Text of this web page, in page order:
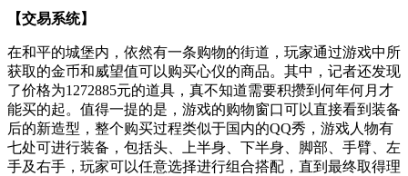
【交易系统】
在和平的城堡内，依然有一条购物的街道，玩家通过游戏中所
获取的金币和威望值可以购买心仪的商品。其中，记者还发现
了价格为1272885元的道具，真不知道需要积攒到何年何月才
能买的起。值得一提的是，游戏的购物窗口可以直接看到装备
后的新造型，整个购买过程类似于国内的QQ秀，游戏人物有
七处可进行装备，包括头、上半身、下半身、脚部、手臂、左
手及右手，玩家可以任意选择进行组合搭配，直到最终取得理